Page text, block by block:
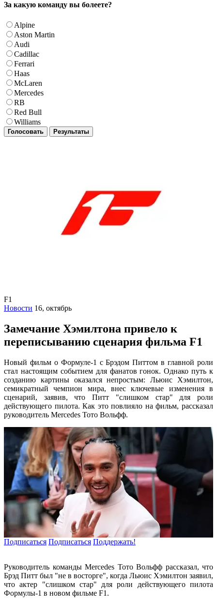
За какую команду вы болеете?
Alpine
Aston Martin
Audi
Cadillac
Ferrari
Haas
McLaren
Mercedes
RB
Red Bull
Williams
Голосовать Результаты
F1
Новости 16, октябрь
Замечание Хэмилтона привело к
переписыванию сценария фильма F1
Новый фильм о Формуле-1 с Брэдом Питтом в главной роли
стал настоящим событием для фанатов гонок. Однако путь к
созданию картины оказался непростым: Льюис Хэмилтон,
семикратный чемпион мира, внес ключевые изменения в
сценарий, заявив, что Питт "слишком стар" для роли
действующего пилота. Как это повлияло на фильм, рассказал
руководитель Mercedes Тото Вольфф.
Подписаться Подписаться Поддержать!
Руководитель команды Mercedes Тото Вольфф рассказал, что
Брэд Питт был "не в восторге", когда Льюис Хэмилтон заявил,
что актер "слишком стар" для роли действующего пилота
Формулы-1 в новом фильме F1.